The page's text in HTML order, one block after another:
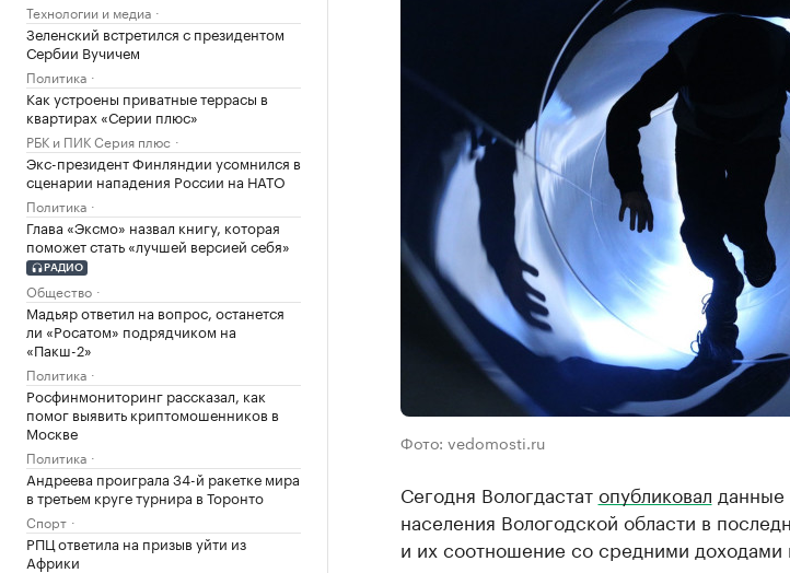
Технологии и медиа
Зеленский встретился с президентом
Сербии Вучичем
Политика
Как устроены приватные террасы в
квартирах «Серии плюс»
РБК и ПИК Серия плюс
Экс-президент Финляндии усомнился в
сценарии нападения России на НАТО
Политика
Глава «Эксмо» назвал книгу, которая
поможет стать «лучшей версией себя»
РАДИО
Общество
Мадьяр ответил на вопрос, останется
ли «Росатом» подрядчиком на
«Пакш-2»
Политика
Росфинмониторинг рассказал, как
помог выявить криптомошенников в
Москве
Политика
Андреева проиграла 34-й ракетке мира
в третьем круге турнира в Торонто
Спорт
РПЦ ответила на призыв уйти из
Африки
Фото: vedomosti.ru
Сегодня Вологдастатопубликовал
населения Вологодской области в
и их соотношение со средними